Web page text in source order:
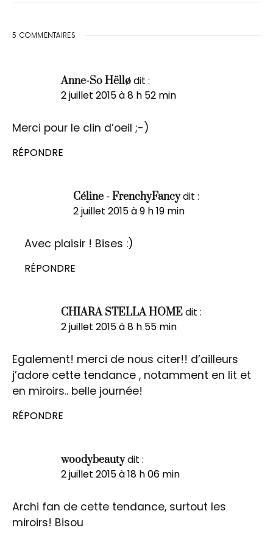
5 COMMENTAIRES
Anne-So Hëllødit :
2 juillet 2015 à 8 h 52 min
Merci pour le clin d’oeil ;-)
RÉPONDRE
Céline - FrenchyFancydit :
2 juillet 2015 à 9 h 19 min
Avec plaisir ! Bises :)
RÉPONDRE
CHIARA STELLA HOMEdit :
2 juillet 2015 à 8 h 55 min
Egalement! merci de nous citer!! d’ailleurs
j’adore cette tendance , notamment en lit et
en miroirs.. belle journée!
RÉPONDRE
woodybeautydit :
2 juillet 2015 à 18 h 06 min
Archi fan de cette tendance, surtout les
miroirs! Bisou